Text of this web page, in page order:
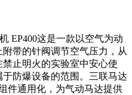
EP400这是一款以空气为动
带的针阀调节空气压力，从
止明火的实验室中安心使
防爆设备的范围。三联马达
件通用化，为气动马达提供